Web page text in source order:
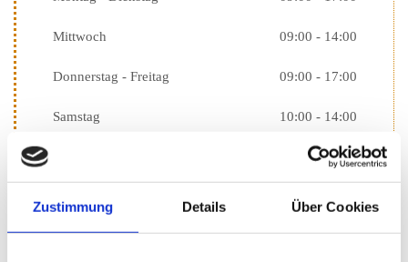
Zustimmung Details Über Cookies
Mittwoch 09:00 - 14:00
Donnerstag - Freitag 09:00 - 17:00
Samstag 10:00 - 14:00
10:00 - 13:00
Montag - Freitag 09:00 - 14:00